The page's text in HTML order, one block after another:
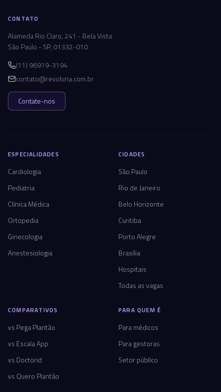
CONTATO
Alameda Rio Claro, 241 - Bela Vista
São Paulo - SP, 01332-010
(11) 96919-3194
contato@revoluna.com.br
Contate-nos
ESPECIALIDADES
Cardiologia
Pediatria
Clínica Médica
Ortopedia
Ginecologia
Anestesiologia
CIDADES
São Paulo
Rio de Janeiro
Belo Horizonte
Curitiba
Porto Alegre
Brasília
Hospitais
Todas as vagas
COMPARATIVOS
vs Pega Plantão
vs Escala App
vs Doctorid
vs Quero Plantão
PARA QUEM É
Para médicos
Para gestoras
Setor público